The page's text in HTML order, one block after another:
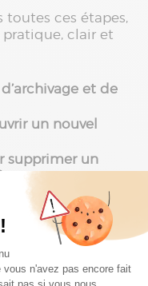
toutes ces étapes,
clair et
et de
un nouvel
supprimer un
pour pouvoir